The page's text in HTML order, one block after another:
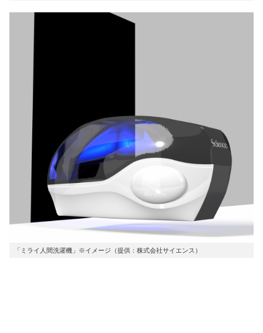
「ミライ人間洗濯機」※イメージ（提供：株式会社サイエンス）